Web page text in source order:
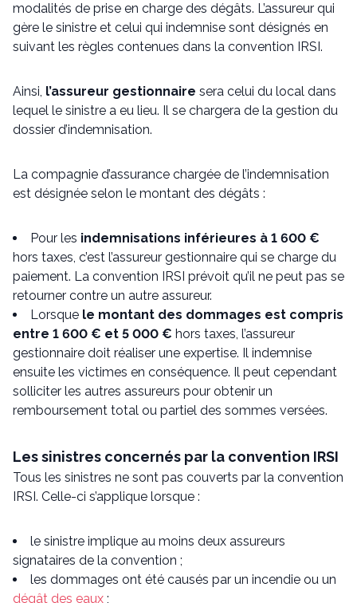
modalités de prise en charge des dégâts. L’assureur qui
gère le sinistre et celui qui indemnise sont désignés en
suivant les règles contenues dans la convention IRSI.
Ainsi, l’assureur gestionnaire sera celui du local dans
lequel le sinistre a eu lieu. Il se chargera de la gestion du
dossier d’indemnisation.
La compagnie d’assurance chargée de l’indemnisation
est désignée selon le montant des dégâts :
Pour les indemnisations inférieures à 1 600 €
hors taxes, c’est l’assureur gestionnaire qui se charge du
paiement. La convention IRSI prévoit qu’il ne peut pas se
retourner contre un autre assureur.
Lorsque le montant des dommages est compris
entre 1 600 € et 5 000 € hors taxes, l’assureur
gestionnaire doit réaliser une expertise. Il indemnise
ensuite les victimes en conséquence. Il peut cependant
solliciter les autres assureurs pour obtenir un
remboursement total ou partiel des sommes versées.
Les sinistres concernés par la convention IRSI
Tous les sinistres ne sont pas couverts par la convention
IRSI. Celle-ci s’applique lorsque :
le sinistre implique au moins deux assureurs
signataires de la convention ;
les dommages ont été causés par un incendie ou un
dégât des eaux ;